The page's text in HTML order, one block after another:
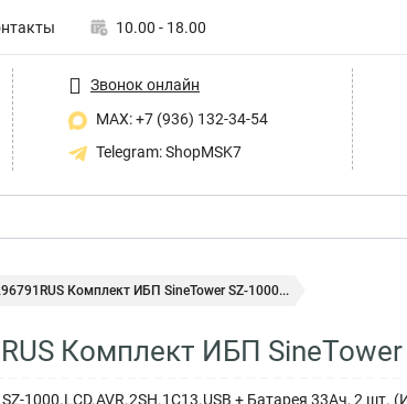
10.00 - 18.00
Звонок онлайн
MAX: +7 (936) 132-34-54
Telegram: ShopMSK7
Комплект ИБП SineTower SZ-1000...
Комплект ИБП SineTower
1000.LCD.AVR.2SH.1C13.USB + Батарея 33Aч, 2 шт.